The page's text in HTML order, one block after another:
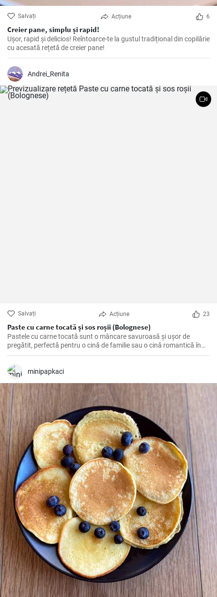
Salvați Acțiune 6
Creier pane, simplu și rapid!
Ușor, rapid și delicios! Reîntoarce-te la gustul tradițional din copilărie
cu acesată rețetă de creier pane!
Andrei_Renita
Salvați Acțiune 23
Paste cu carne tocată și sos roșii (Bolognese)
Pastele cu carne tocată sunt o mâncare savuroasă și ușor de
pregătit, perfectă pentru o cină de familie sau o cină romantică în
doi. O combinație perfectă între carbohidrați, proteine și legume
minipapkaci